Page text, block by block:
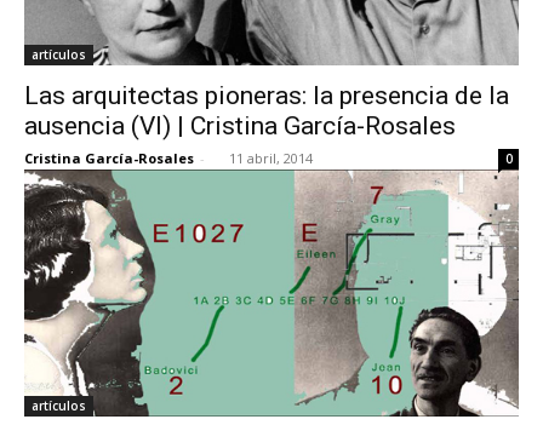
artículos
Las arquitectas pioneras: la presencia de la
ausencia (VI) | Cristina García-Rosales
Cristina García-Rosales - 11 abril, 2014 0
artículos